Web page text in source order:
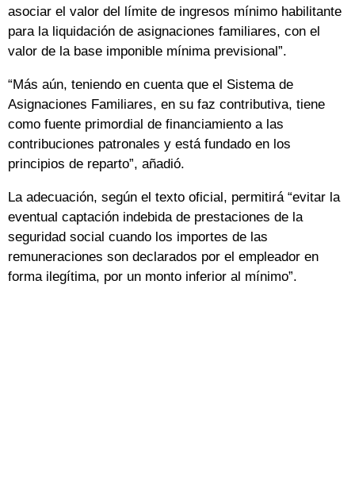
asociar el valor del límite de ingresos mínimo habilitante
para la liquidación de asignaciones familiares, con el
valor de la base imponible mínima previsional”.
“Más aún, teniendo en cuenta que el Sistema de
Asignaciones Familiares, en su faz contributiva, tiene
como fuente primordial de financiamiento a las
contribuciones patronales y está fundado en los
principios de reparto”, añadió.
La adecuación, según el texto oficial, permitirá “evitar la
eventual captación indebida de prestaciones de la
seguridad social cuando los importes de las
remuneraciones son declarados por el empleador en
forma ilegítima, por un monto inferior al mínimo”.